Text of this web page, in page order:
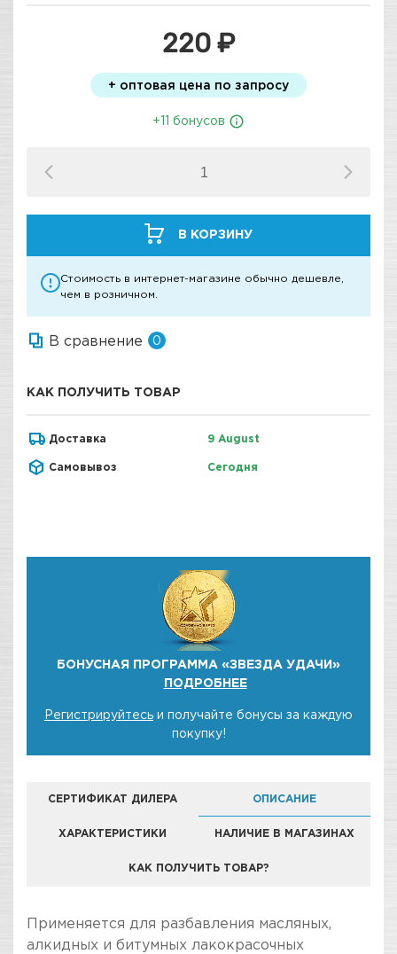
220 ₽
+ оптовая цена по запросу
+11 бонусов
В КОРЗИНУ
Стоимость в интернет-магазине обычно дешевле,
чем в розничном.
В сравнение 0
КАК ПОЛУЧИТЬ ТОВАР
Доставка 9 August
Самовывоз Сегодня
БОНУСНАЯ ПРОГРАММА «ЗВЕЗДА УДАЧИ»
ПОДРОБНЕЕ
Регистрируйтесь и получайте бонусы за каждую
покупку!
СЕРТИФИКАТ ДИЛЕРА ОПИСАНИЕ
ХАРАКТЕРИСТИКИ НАЛИЧИЕ В МАГАЗИНАХ
КАК ПОЛУЧИТЬ ТОВАР?
КОМПАНИЯ "ЗВЕЗДА УДАЧИ" ЯВЛЯЕТСЯ
ОФИЦИАЛЬНЫМ ДИЛЕРОМ БРЕНДА ВЕРШИНА
Применяется для разбавления масляных,
алкидных и битумных лакокрасочных